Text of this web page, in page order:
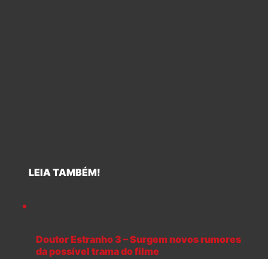
LEIA TAMBÉM!
Doutor Estranho 3 – Surgem novos rumores
da possível trama do filme